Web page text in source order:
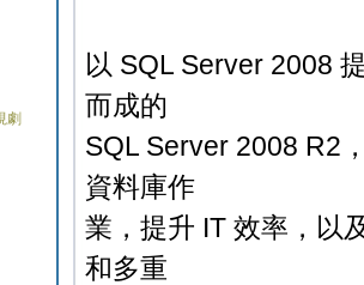
劇
以 SQL Server 2008
而成的
SQL Server 2008 R2
資料庫作
業，提升 IT 效率，以
和多重